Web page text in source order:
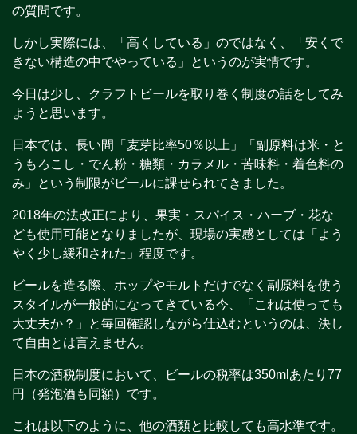
の質問です。
しかし実際には、「高くしている」のではなく、「安くで
きない構造の中でやっている」というのが実情です。
今日は少し、クラフトビールを取り巻く制度の話をしてみ
ようと思います。
日本では、長い間「麦芽比率50％以上」「副原料は米・と
うもろこし・でん粉・糖類・カラメル・苦味料・着色料の
み」という制限がビールに課せられてきました。
2018年の法改正により、果実・スパイス・ハーブ・花な
ども使用可能となりましたが、現場の実感としては「よう
やく少し緩和された」程度です。
ビールを造る際、ホップやモルトだけでなく副原料を使う
スタイルが一般的になってきている今、「これは使っても
大丈夫か？」と毎回確認しながら仕込むというのは、決し
て自由とは言えません。
日本の酒税制度において、ビールの税率は350mlあたり77
円（発泡酒も同額）です。
これは以下のように、他の酒類と比較しても高水準です。